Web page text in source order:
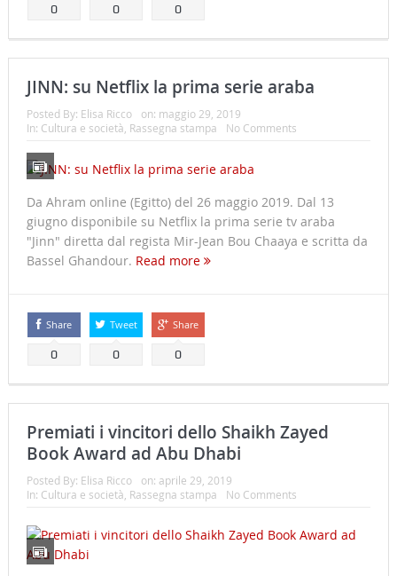
0 0 0
JINN: su Netflix la prima serie araba
Posted By: Elisa Ricco on: maggio 29, 2019
In: Cultura e società Rassegna stampa No Comments
Da Ahram online (Egitto) del 26 maggio 2019. Dal 13
giugno disponibile su Netflix la prima serie tv araba
"Jinn" diretta dal regista Mir-Jean Bou Chaaya e scritta da
Bassel Ghandour. Read more
Share
0
Tweet
0
Share
0
Premiati i vincitori dello Shaikh Zayed
Book Award ad Abu Dhabi
Posted By: Elisa Ricco on: aprile 29, 2019
In: Cultura e società Rassegna stampa No Comments